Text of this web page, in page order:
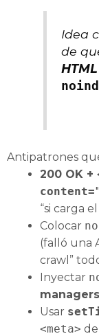
Idea
de
Antipatrones
200 OK +
“si carga
Colocar
(falló una
crawl”
Inyectar
managers
Usar
<meta>